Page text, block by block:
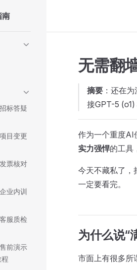
南
标答疑
目变更
票核对
业内训
服质检
前演示
无需翻
摘要 ：还在
接GPT-5 (o1)
作为一个重度AI
实力强悍的工具
今天不藏私了，
一定要看完。
为什么说“
市面上有很多所